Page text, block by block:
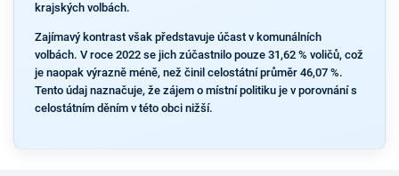
krajských volbách.
Zajímavý kontrast však představuje účast v komunálních
volbách. V roce 2022 se jich zúčastnilo pouze 31,62 % voličů, což
je naopak výrazně méně, než činil celostátní průměr 46,07 %.
Tento údaj naznačuje, že zájem o místní politiku je v porovnání s
celostátním děním v této obci nižší.